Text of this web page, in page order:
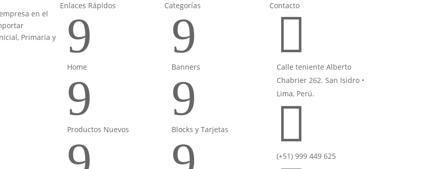
en el
Primaria y
Enlaces Rápidos
9
Home
9
Productos Nuevos
Categorías
9
Banners
9
Blocks y Tarjetas
Contacto

Calle teniente Alberto
Chabrier 262. San Isidro •
Lima, Perú.

(+51) 999 449 625